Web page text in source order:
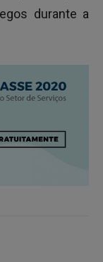
durante a